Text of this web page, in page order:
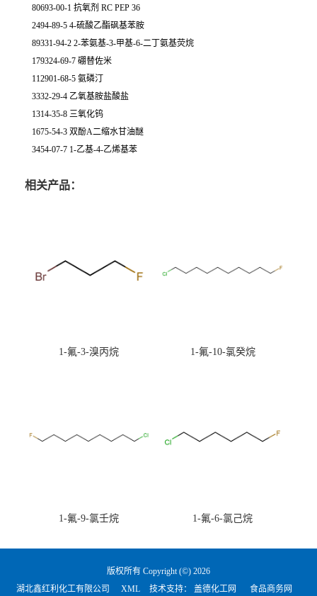
80693-00-1 抗氧剂 RC PEP 36
2494-89-5 4-硫酸乙酯砜基苯胺
89331-94-2 2-苯氨基-3-甲基-6-二丁氨基荧烷
179324-69-7 硼替佐米
112901-68-5 氨磷汀
3332-29-4 乙氧基胺盐酸盐
1314-35-8 三氧化钨
1675-54-3 双酚A二缩水甘油醚
3454-07-7 1-乙基-4-乙烯基苯
相关产品：
1-氟-3-溴丙烷 1-氟-10-氯癸烷
1-氟-9-氯壬烷 1-氟-6-氯己烷
版权所有 Copyright (©) 2026
湖北鑫红利化工有限公司
XML 技术支持： 盖德化工网 食品商务网